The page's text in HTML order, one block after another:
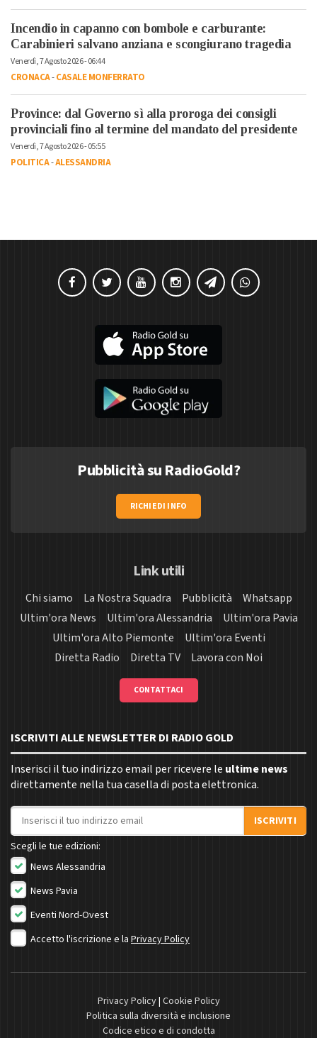
Incendio in capanno con bombole e carburante:
Carabinieri salvano anziana e scongiurano tragedia
Venerdì, 7 Agosto 2026 - 06:44
CRONACA-CASALE MONFERRATO
Province: dal Governo sì alla proroga dei consigli
provinciali fino al termine del mandato del presidente
Venerdì, 7 Agosto 2026 - 05:55
POLITICA-ALESSANDRIA
Pubblicità su RadioGold?
RICHIEDI INFO
Link utili
Chi siamo La Nostra Squadra Pubblicità
Whatsapp
Ultim'ora News
Ultim'ora Alessandria
Ultim'ora Pavia
Ultim'ora Alto Piemonte
Ultim'ora Eventi
Diretta Radio
Diretta TV Lavora con Noi
CONTATTACI
ISCRIVITI ALLE NEWSLETTER DI RADIO GOLD
Inserisci il tuo indirizzo email per ricevere le ultime news
direttamente nella tua casella di posta elettronica.
Indirizzo email
ISCRIVITI
Scegli le tue edizioni:
News Alessandria
News Pavia
Eventi Nord-Ovest
Accetto l'iscrizione e la Privacy Policy
Privacy Policy| Cookie Policy
Politica sulla diversità e inclusione
Codice etico e di condotta